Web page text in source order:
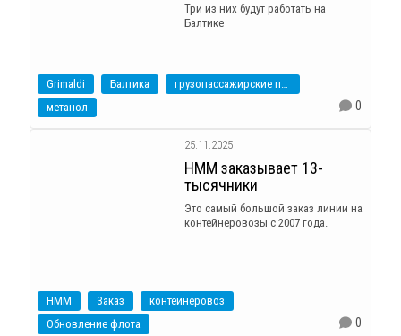
Три из них будут работать на
Балтике
Grimaldi Балтика
грузопассажирские паромы
метанол
0
25.11.2025
HMM заказывает 13-
тысячники
Это самый большой заказ линии на
контейнеровозы с 2007 года.
HMM Заказ
контейнеровоз
Обновление флота
0